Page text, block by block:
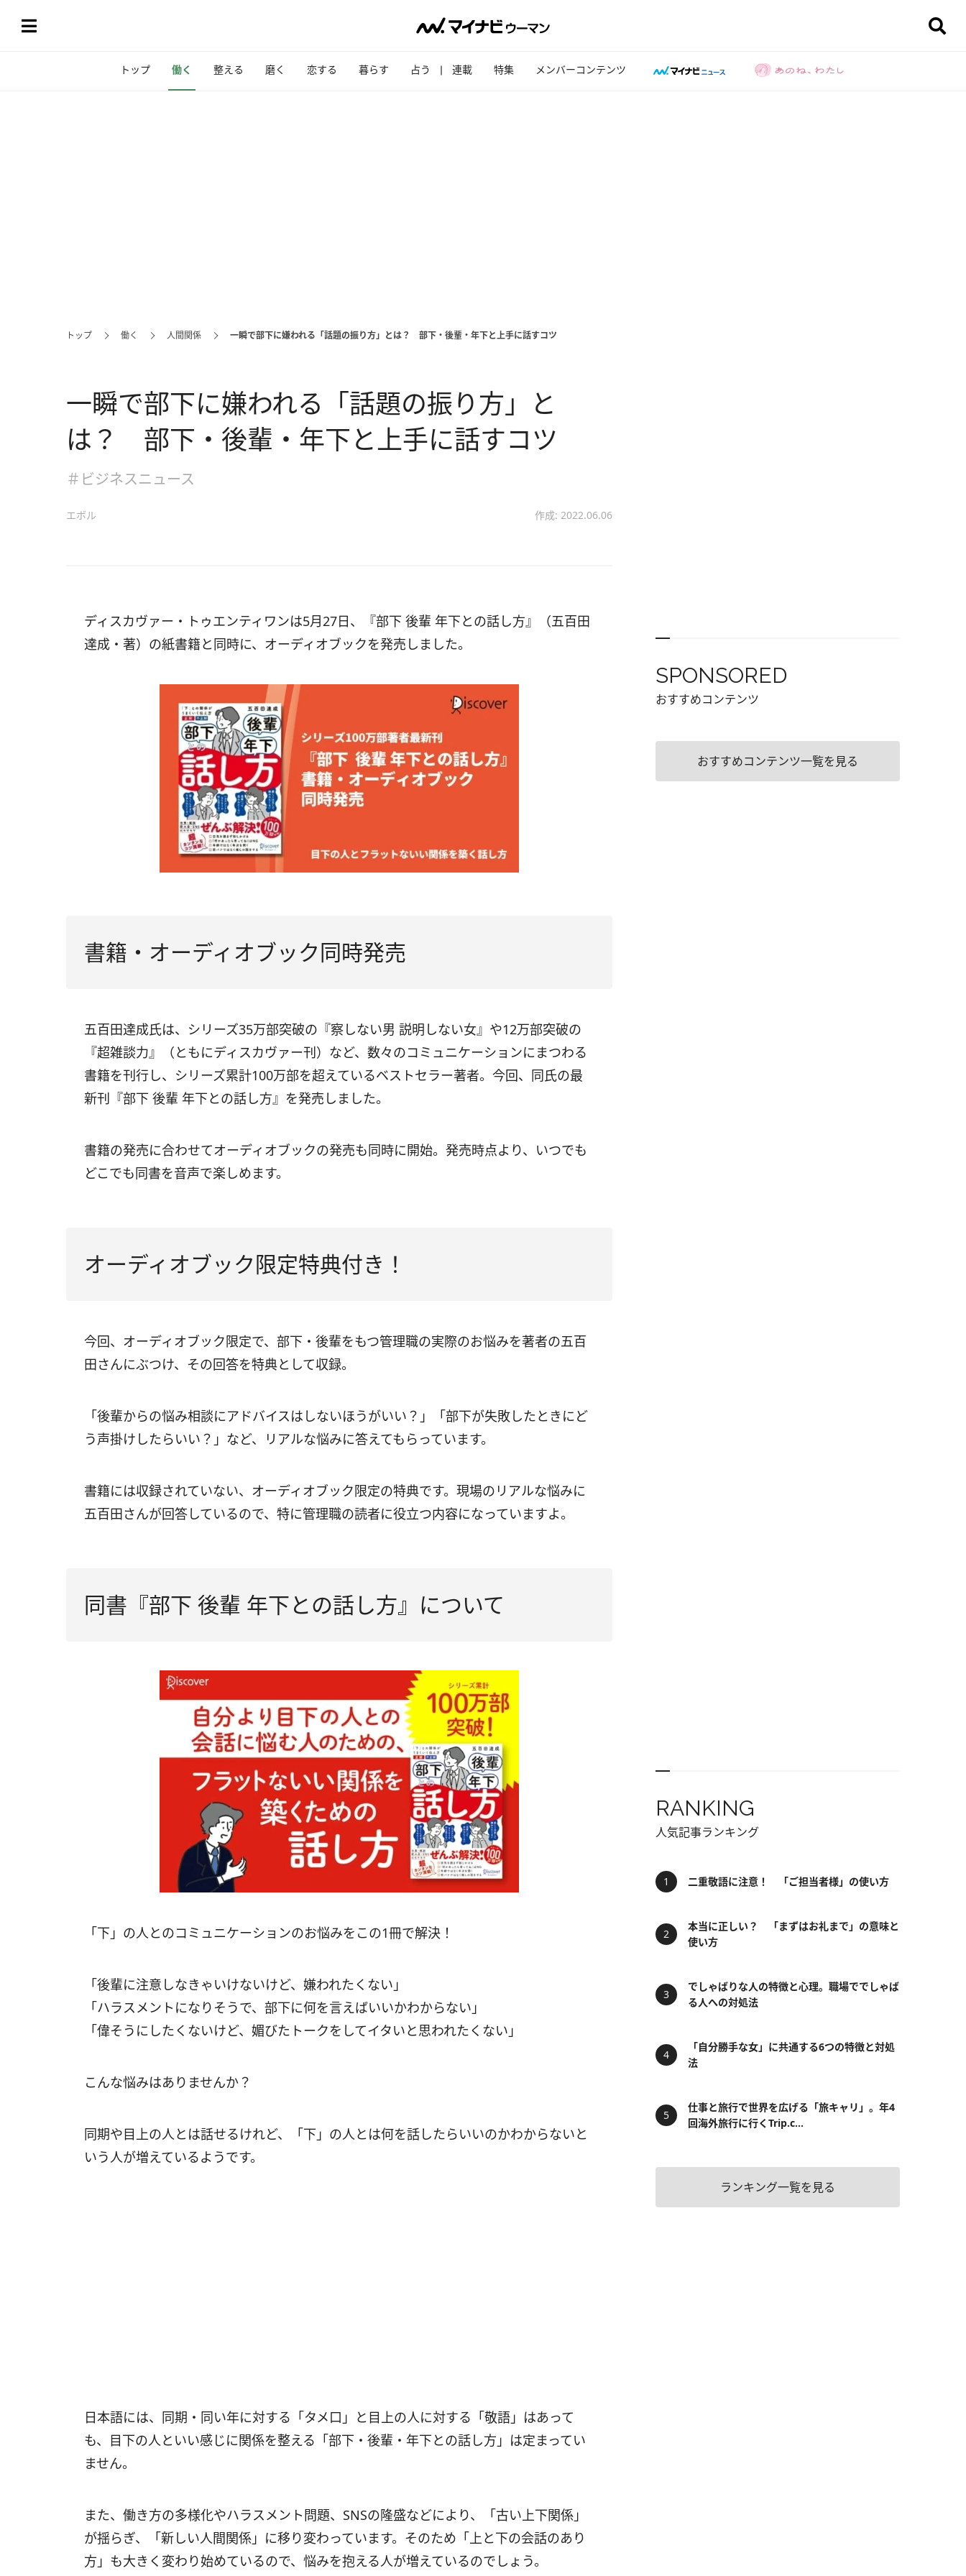
トップ 働く 整える 磨く 恋する 暮らす 占う 連載 特集 メンバーコンテンツ
トップ 働く 人間関係 一瞬で部下に嫌われる「話題の振り方」とは？ 部下・後輩・年下と上手に話すコツ
一瞬で部下に嫌われる「話題の振り方」と
は？ 部下・後輩・年下と上手に話すコツ
＃ビジネスニュース
エボル 作成: 2022.06.06
ディスカヴァー・トゥエンティワンは5月27日、『部下 後輩 年下との話し方』（五百田
達成・著）の紙書籍と同時に、オーディオブックを発売しました。
書籍・オーディオブック同時発売
五百田達成氏は、 シリーズ35万部突破の『察しない男 説明しない女』や12万部突破の
『超雑談力』（ともにディスカヴァー刊）など、数々のコミュニケーションにまつわる
書籍を刊行し、シリーズ累計100万部を超えているベストセラー著者。今回、同氏の最
新刊『部下 後輩 年下との話し方』を発売しました。
書籍の発売に合わせてオーディオブックの発売も同時に開始。発売時点より、いつでも
どこでも同書を音声で楽しめます。
オーディオブック限定特典付き！
今回、オーディオブック限定で、部下・後輩をもつ管理職の実際のお悩みを著者の五百
田さんにぶつけ、その回答を特典として収録。
「後輩からの悩み相談にアドバイスはしないほうがいい？」「部下が失敗したときにど
う声掛けしたらいい？」など、リアルな悩みに答えてもらっています。
書籍には収録されていない、オーディオブック限定の特典です。現場のリアルな悩みに
五百田さんが回答しているので、特に管理職の読者に役立つ内容になっていますよ。
同書『部下 後輩 年下との話し方』について
「下」の人とのコミュニケーションのお悩みをこの1冊で解決！
「後輩に注意しなきゃいけないけど、嫌われたくない」
「ハラスメントになりそうで、部下に何を言えばいいかわからない」
「偉そうにしたくないけど、媚びたトークをしてイタいと思われたくない」
こんな悩みはありませんか？
同期や目上の人とは話せるけれど、「下」の人とは何を話したらいいのかわからないと
いう人が増えているようです。
日本語には、同期・同い年に対する「タメ口」と目上の人に対する「敬語」はあって
も、目下の人といい感じに関係を整える「部下・後輩・年下との話し方」は定まってい
ません。
また、働き方の多様化やハラスメント問題、SNSの隆盛などにより、「古い上下関係」
が揺らぎ、「新しい人間関係」に移り変わっています。そのため「上と下の会話のあり
方」も大きく変わり始めているので、悩みを抱える人が増えているのでしょう。
SPONSORED
おすすめコンテンツ
おすすめコンテンツ一覧を見る
RANKING
人気記事ランキング
二重敬語に注意！ 「ご担当者様」の使い方
本当に正しい？ 「まずはお礼まで」の意味と
使い方
でしゃばりな人の特徴と心理。職場ででしゃば
る人への対処法
「自分勝手な女」に共通する6つの特徴と対処
法
仕事と旅行で世界を広げる「旅キャリ」。年4
回海外旅行に行くTrip.c...
ランキング一覧を見る